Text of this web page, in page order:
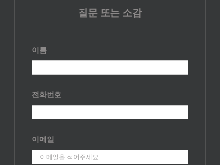
질문 또는 소감
이름
전화번호
이메일